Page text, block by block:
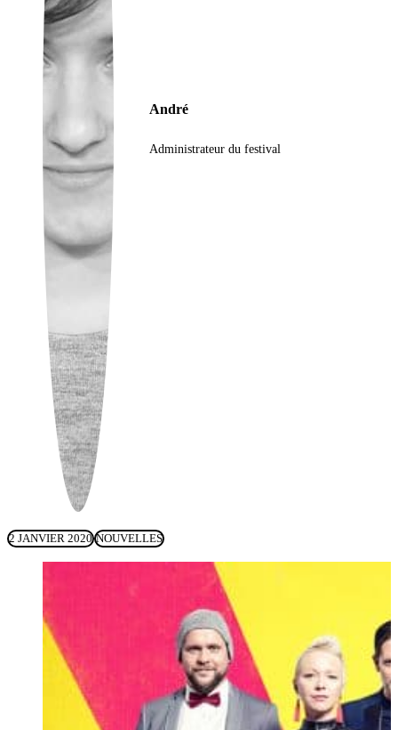
André
Administrateur du festival
2 JANVIER 2020 NOUVELLES